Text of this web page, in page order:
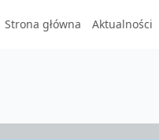
Strona główna Aktualności